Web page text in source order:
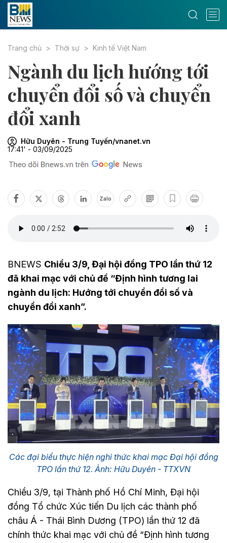
Trang chủ Thời sự Kinh tế Việt Nam
Ngành du lịch hướng tới
chuyển đổi số và chuyển
đổi xanh
Hữu Duyên - Trung Tuyến/vnanet.vn
17:41' - 03/09/2025
Zalo
BNEWS Chiều 3/9, Đại hội đồng TPO lần thứ 12
đã khai mạc với chủ đề “Định hình tương lai
ngành du lịch: Hướng tới chuyển đổi số và
chuyển đổi xanh”.
Các đại biểu thực hiện nghi thức khai mạc Đại hội đồng
TPO lần thứ 12. Ảnh: Hữu Duyên - TTXVN
Chiều 3/9, tại Thành phố Hồ Chí Minh, Đại hội
đồng Tổ chức Xúc tiến Du lịch các thành phố
châu Á - Thái Bình Dương (TPO) lần thứ 12 đã
chính thức khai mạc với chủ đề “Định hình tương